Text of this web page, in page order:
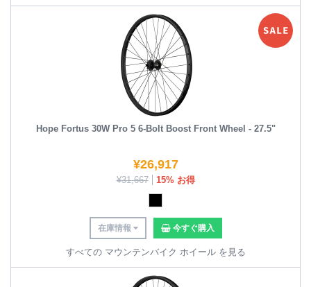
Hope Fortus 30W Pro 5 6-Bolt Boost Front Wheel - 27.5"
¥26,917
¥31,667 15% お得
在庫情報 今すぐ購入
すべての マウンテンバイク ホイール を見る